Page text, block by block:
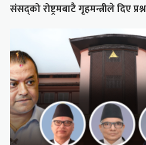
संसद्को रोष्ट्रमबाटै गृहमन्त्रीले दिए